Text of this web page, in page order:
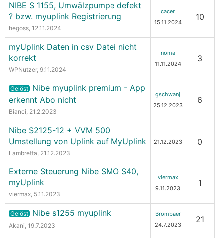
NIBE S 1155, Umwälzpumpe defekt
? bzw. myuplink Registrierung
hegoss, 12.11.2024
cacer
15.11.2024
10
myUplink Daten in csv Datei nicht
korrekt
WPNutzer, 9.11.2024
noma
11.11.2024
3
Gelöst Nibe myuplink premium - App
erkennt Abo nicht
Bianci, 21.2.2023
gschwanj
25.12.2023
6
Nibe S2125-12 + VVM 500:
Umstellung von Uplink auf MyUplink
Lambretta, 21.12.2023
21.12.2023 0
Externe Steuerung Nibe SMO S40,
myUplink
viermax, 5.11.2023
viermax
9.11.2023
1
Gelöst Nibe s1255 myuplink
Akani, 19.7.2023
Brombaer
24.7.2023
21